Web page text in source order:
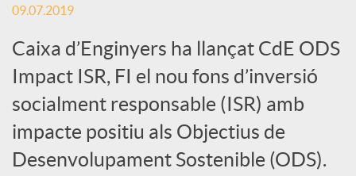
o
c
09.07.2019
Caixa d’Enginyers ha llançat CdE ODS
Impact ISR, FI el nou fons d’inversió
socialment responsable (ISR) amb
impacte positiu als Objectius de
Desenvolupament Sostenible (ODS).